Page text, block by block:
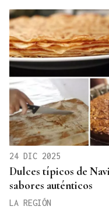
24 DIC 2025
Dulces típicos de
sabores auténticos
LA REGIÓN